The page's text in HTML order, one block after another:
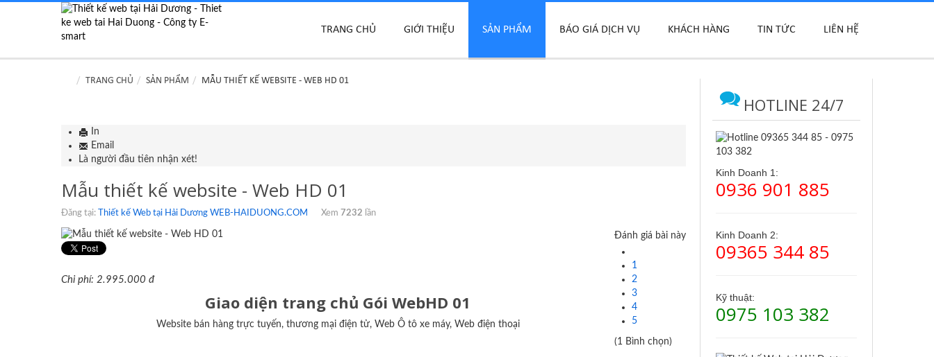
TRANG CHỦ GIỚI THIỆU SẢN PHẨM BÁO GIÁ DỊCH VỤ KHÁCH HÀNG TIN TỨC LIÊN HỆ
TRANG CHỦ SẢN PHẨM MẪU THIẾT KẾ WEBSITE - WEB HD 01
In
Email
Là người đầu tiên nhận xét!
Mẫu thiết kế website - Web HD 01
Đăng tại: Thiết kế Web tại Hải Dương WEB-HAIDUONG.COM Xem 7232 lần
Đánh giá bài này
1
2
3
4
5
(1 Bình chọn)
Chi phí: 2.995.000 đ
Giao diện trang chủ Gói WebHD 01
Website bán hàng trực tuyến, thương mại điện tử, Web Ô tô xe máy, Web điện thoại
HOTLINE 24/7
Kinh Doanh 1:
0936 901 885
Kinh Doanh 2:
09365 344 85
Kỹ thuật:
0975 103 382